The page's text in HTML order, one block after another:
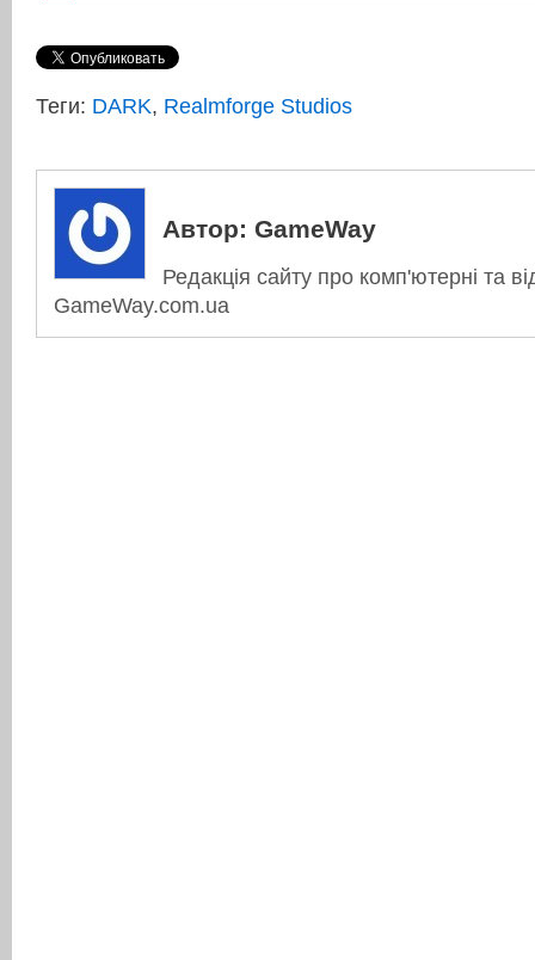
Теги: DARK, Realmforge Studios
Автор: GameWay
Редакція сайту про комп'ютерні та
GameWay.com.ua